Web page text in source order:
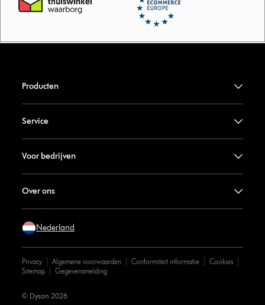
Producten
Service
Voor bedrijven
Over ons
Nederland
Privacy Algemene voorwaarden Conformiteit informatie
Cookies
Sitemap
Gegevensmelding
© Dyson 2026